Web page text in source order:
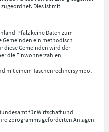
Dies ist mit
Pfalz keine Daten zum
Gemeinden ein methodisch
diese Gemeinden wird der
die Einwohnerzahlen
mit einem Taschenrechnersymbol
für Wirtschaft und
geförderten Anlagen